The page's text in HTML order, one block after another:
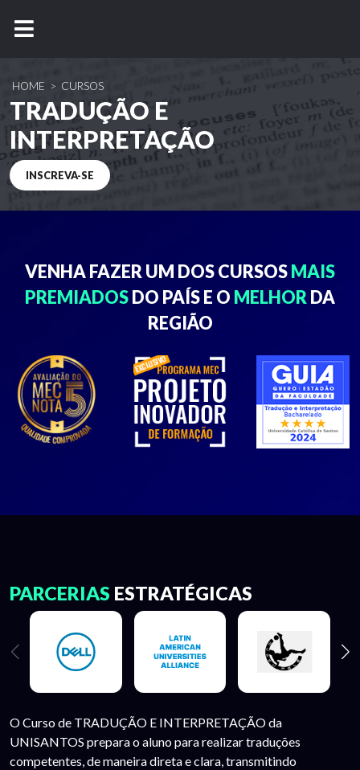
HOME > CURSOS
TRADUÇÃO E
INTERPRETAÇÃO
INSCREVA-SE
VENHA FAZER UM DOSCURSOSMAIS
PREMIADOSDO PAÍS E O MELHOR DA
REGIÃO
PARCERIAS ESTRATÉGICAS
O Curso de TRADUÇÃO E INTERPRETAÇÃO da
UNISANTOS prepara o aluno para realizar traduções
competentes, de maneira direta e clara, transmitindo